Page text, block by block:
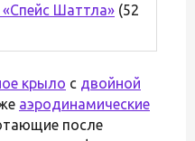
Шаттла» (52
крыло с двойной
аэродинамические
после